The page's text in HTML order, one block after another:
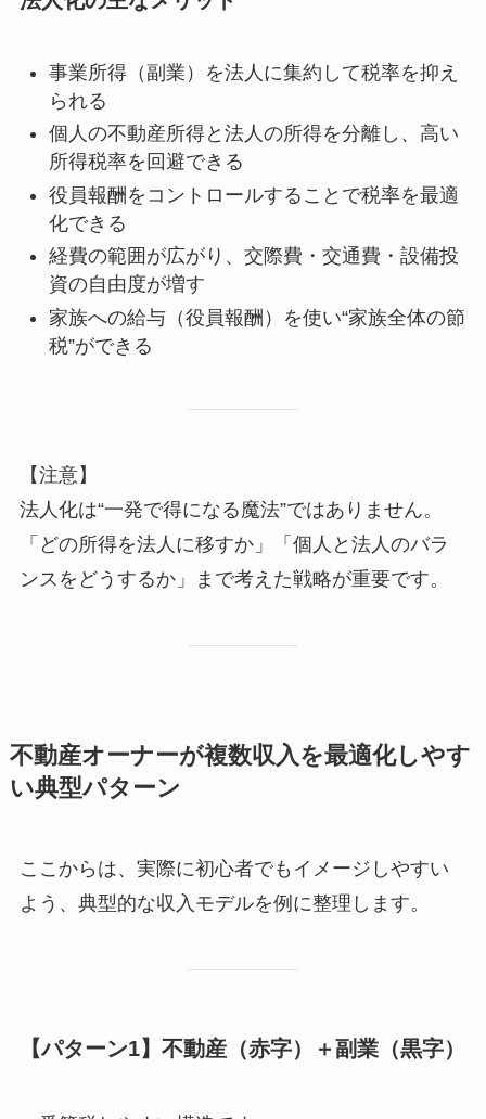
事業所得（副業）を法人に集約して税率を抑え
られる
個人の不動産所得と法人の所得を分離し、高い
所得税率を回避できる
役員報酬をコントロールすることで税率を最適
化できる
経費の範囲が広がり、交際費・交通費・設備投
資の自由度が増す
家族への給与（役員報酬）を使い“家族全体の節
税”ができる
【注意】
法人化は“一発で得になる魔法”ではありません。
「どの所得を法人に移すか」「個人と法人のバラ
ンスをどうするか」まで考えた戦略が重要です。
不動産オーナーが複数収入を最適化しやす
い典型パターン
ここからは、実際に初心者でもイメージしやすい
よう、典型的な収入モデルを例に整理します。
【パターン1】不動産（赤字）＋副業（黒字）